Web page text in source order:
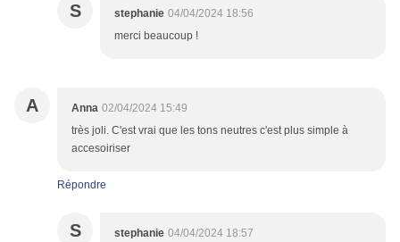
S stephanie 04/04/2024 18:56
merci beaucoup !
A Anna 02/04/2024 15:49
très joli. C'est vrai que les tons neutres c'est plus simple à
accesoiriser
Répondre
S stephanie 04/04/2024 18:57